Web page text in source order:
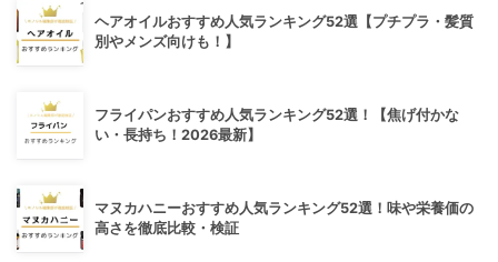
ヘアオイルおすすめ人気ランキング52選【プチプラ・髪質
別やメンズ向けも！】
フライパンおすすめ人気ランキング52選！【焦げ付かな
い・長持ち！2026最新】
マヌカハニーおすすめ人気ランキング52選！味や栄養価の
高さを徹底比較・検証